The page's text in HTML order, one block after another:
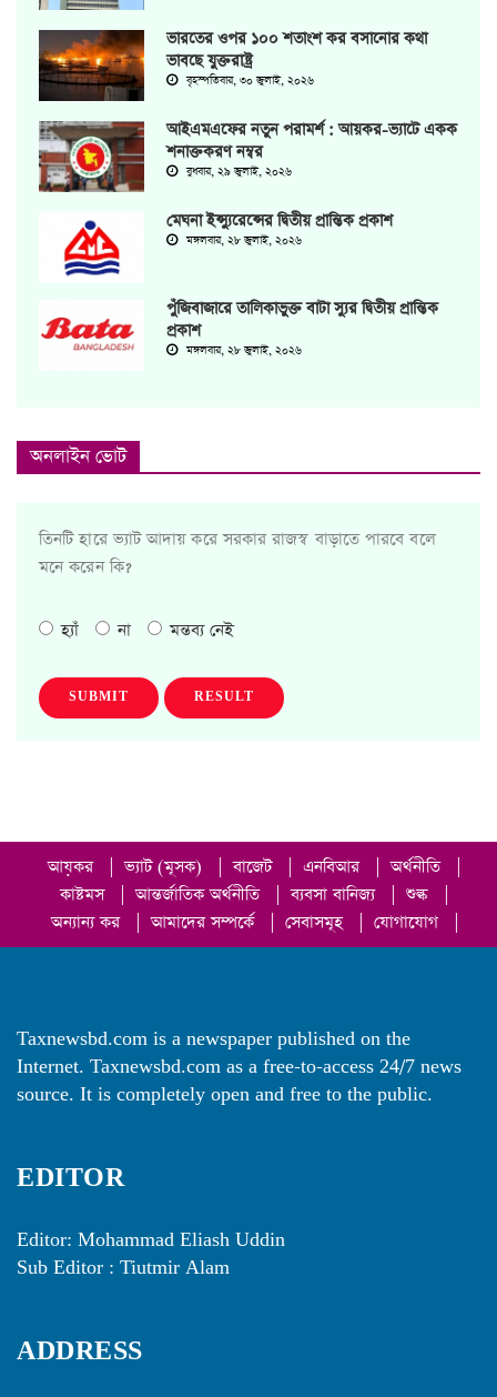
ভারতের ওপর ১০০ শতাংশ কর বসানোর কথা
ভাবছে যুক্তরাষ্ট্র
বৃহস্পতিবার, ৩০ জুলাই, ২০২৬
আইএমএফের নতুন পরামর্শ : আয়কর-ভ্যাটে একক
শনাক্তকরণ নম্বর
বুধবার, ২৯ জুলাই, ২০২৬
মেঘনা ইন্স্যুরেন্সের দ্বিতীয় প্রান্তিক প্রকাশ
মঙ্গলবার, ২৮ জুলাই, ২০২৬
পুঁজিবাজারে তালিকাভুক্ত বাটা স্যুর দ্বিতীয় প্রান্তিক
প্রকাশ
মঙ্গলবার, ২৮ জুলাই, ২০২৬
অনলাইন ভোট
তিনটি হারে ভ্যাট আদায় করে সরকার রাজস্ব বাড়াতে পারবে বলে
মনে করেন কি?
হ্যাঁ না মন্তব্য নেই
SUBMIT RESULT
আয়কর ভ্যাট (মূসক) বাজেট এনবিআর অর্থনীতি
কাষ্টমস
আন্তর্জাতিক অর্থনীতি ব্যবসা বানিজ্য শুল্ক
অন্যান্য কর
আমাদের সম্পর্কে সেবাসমূহ যোগাযোগ
Taxnewsbd.com is a newspaper published on the
Internet. Taxnewsbd.com as a free-to-access 24/7 news
source. It is completely open and free to the public.
EDITOR
Editor: Mohammad Eliash Uddin
Sub Editor : Tiutmir Alam
ADDRESS